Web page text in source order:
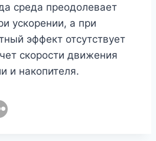
среда преодолевает
ускорении, а при
эффект отсутствует
скорости движения
и накопителя.